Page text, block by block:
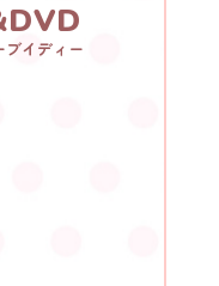
ブイディー